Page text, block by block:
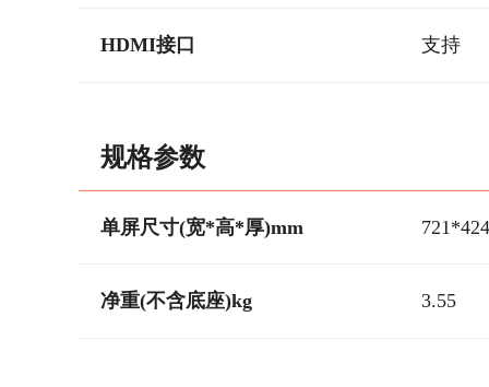
HDMI接口 支持
规格参数
单屏尺寸(宽*高*厚)mm
净重(不含底座)kg 3.55